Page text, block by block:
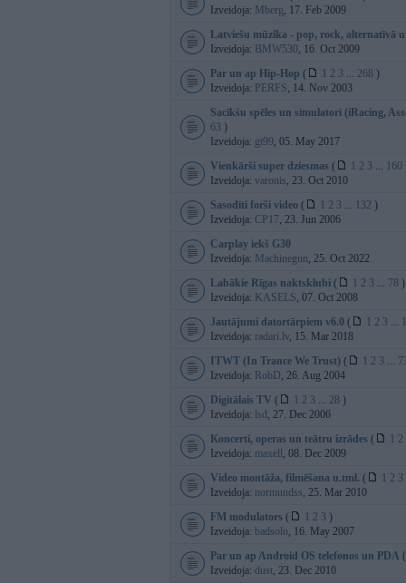
Izveidoja: Mberg, 17. Feb 2009
Latviešu mūzika - pop, rock, alternatīvā
Izveidoja: BMW530, 16. Oct 2009
Par un ap Hip-Hop ( 1 2 3 ... 268 )
Izveidoja: PERFS, 14. Nov 2003
Sacīkšu spēles un simulatori (iRacing,
63 )
Izveidoja: gt99, 05. May 2017
Vienkārši super dziesmas ( 1 2 3 ... 160
Izveidoja: varonis, 23. Oct 2010
Sasodīti forši video ( 1 2 3 ... 132 )
Izveidoja: CP17, 23. Jun 2006
Carplay iekš G30
Izveidoja: Machinegun, 25. Oct 2022
Labākie Rīgas naktsklubi ( 1 2 3 ... 78 )
Izveidoja: KASELS, 07. Oct 2008
Jautājumi datortārpiem v6.0 ( 1 2 3 ...
Izveidoja: radari.lv, 15. Mar 2018
ITWT (In Trance We Trust) ( 1 2 3 ...
Izveidoja: RobD, 26. Aug 2004
Digitālais TV ( 1 2 3 ... 28 )
Izveidoja: lsd , 27. Dec 2006
Koncerti, operas un teātru izrādes ( 1 2
Izveidoja: maxell , 08. Dec 2009
Video montāža, filmēšana u.tml. ( 1 2 3
Izveidoja: normundss, 25. Mar 2010
FM modulators ( 1 2 3 )
Izveidoja: badsolo, 16. May 2007
Par un ap Android OS telefonos un PDA (
Izveidoja: dust, 23. Dec 2010